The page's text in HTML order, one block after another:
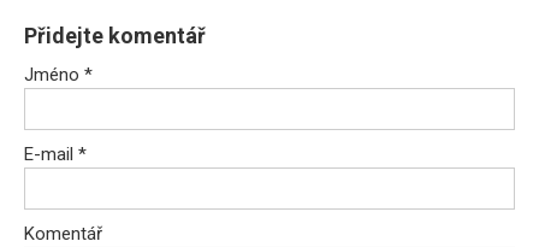
Přidejte komentář
Jméno *
E-mail *
Komentář